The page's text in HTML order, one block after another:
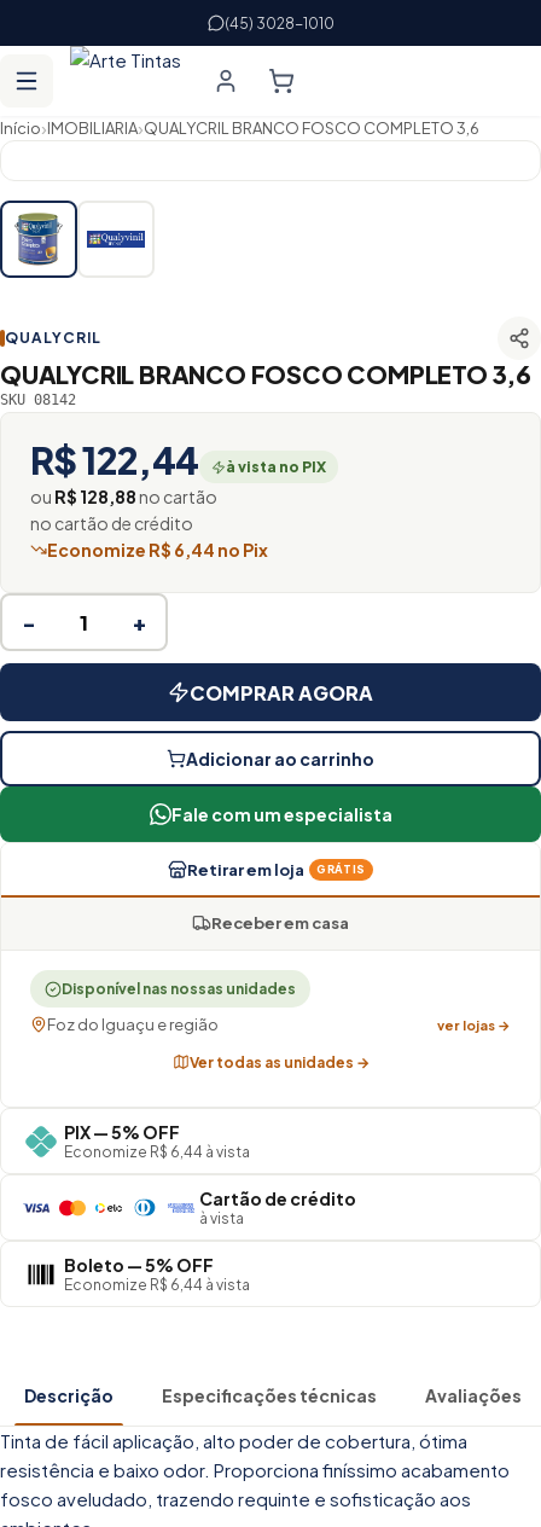
(45) 3028-1010
Início›IMOBILIARIA›QUALYCRIL BRANCO FOSCO COMPLETO 3,6
QUALYCRIL
QUALYCRIL BRANCO FOSCO COMPLETO 3,6
SKU 08142
R$ 122,44 à vista no PIX
ou R$ 128,88no cartão
no cartão de crédito
Economize R$ 6,44 no Pix
− +
COMPRAR AGORA
Adicionar ao carrinho
Fale com um especialista
Retirar em loja GRÁTIS
Receber em casa
Disponível nas nossas unidades
Foz do Iguaçu e região ver lojas →
Ver todas as unidades →
PIX — 5% OFF
Economize R$ 6,44 à vista
Cartão de crédito
à vista
Boleto — 5% OFF
Economize R$ 6,44 à vista
Descrição Especificações técnicas Avaliações
Tinta de fácil aplicação, alto poder de cobertura, ótima
resistência e baixo odor. Proporciona finíssimo acabamento
fosco aveludado, trazendo requinte e sofisticação aos